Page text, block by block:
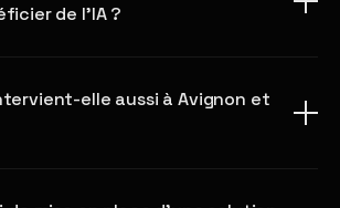
de l'IA ?
elle aussi à Avignon et